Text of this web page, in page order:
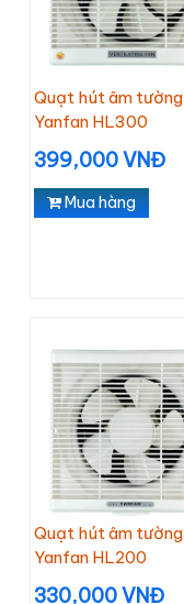
Quạt hút âm tường
Yanfan HL300
399,000 VNĐ
Mua hàng
Quạt hút âm tường
Yanfan HL200
330,000 VNĐ